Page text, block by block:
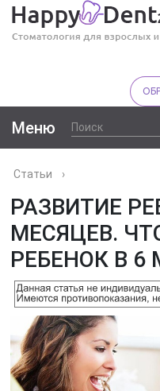
Меню
Статьи ›
РАЗВИТИЕ
МЕСЯЦЕВ.
РЕБЕНОК В 6